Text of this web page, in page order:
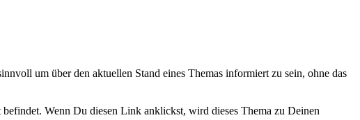
um über den aktuellen Stand eines Themas informiert zu sein, ohne das
Wenn Du diesen Link anklickst, wird dieses Thema zu Deinen